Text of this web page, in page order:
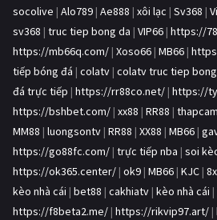
socolive | Alo789 | Ae888 | xôi lạc | Sv368 |
sv368 | truc tiep bong da | VIP66 | https://
https://mb66q.com/ | Xoso66 | MB66 |
tiếp bóng đá | colatv | colatv truc tiep
đá trực tiếp | https://rr88co.net/ | https://
https://bshbet.com/ | xx88 | RR88 |
MM88 | luongsontv | RR88 | XX88 | MB66 |
https://go88fc.com/ | trực tiếp nba | soi
https://ok365.center/ | ok9 | MB66 | KJC |
kèo nhà cái | bet88 | cakhiatv | kèo nhà cái |
https://f8beta2.me/ | https://rikvip97.art/ |